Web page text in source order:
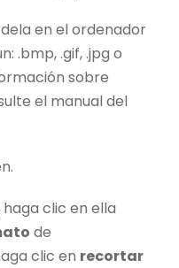
en el ordenador
.bmp, .gif, .jpg o
sobre
el manual del
clic en ella
de
clic en recortar